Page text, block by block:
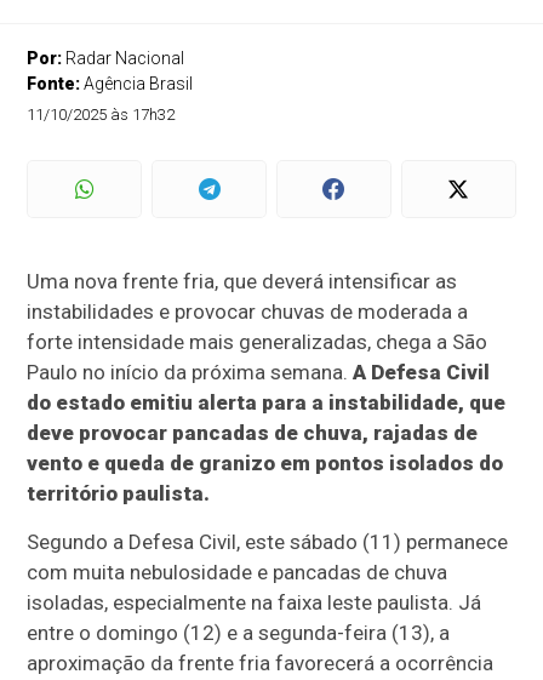
Por: Radar Nacional
Fonte:Agência Brasil
11/10/2025 às 17h32
Uma nova frente fria, que deverá intensificar as
instabilidades e provocar chuvas de moderada a
forte intensidade mais generalizadas, chega a São
Paulo no início da próxima semana.A Defesa Civil
do estado emitiu alerta para a instabilidade, que
deve provocar pancadas de chuva, rajadas de
vento e queda de granizo em pontos isolados do
território paulista.
Segundo a Defesa Civil, este sábado (11) permanece
com muita nebulosidade e pancadas de chuva
isoladas, especialmente na faixa leste paulista. Já
entre o domingo (12) e a segunda-feira (13), a
aproximação da frente fria favorecerá a ocorrência